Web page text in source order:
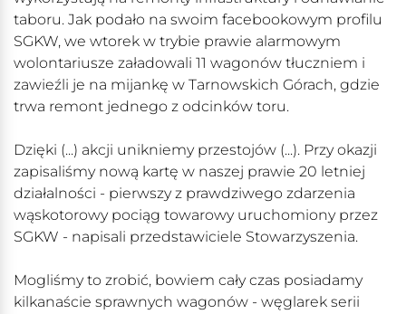
taboru. Jak podało na swoim facebookowym profilu
SGKW, we wtorek w trybie prawie alarmowym
wolontariusze załadowali 11 wagonów tłuczniem i
zawieźli je na mijankę w Tarnowskich Górach, gdzie
trwa remont jednego z odcinków toru.
Dzięki (...) akcji unikniemy przestojów (...). Przy okazji
zapisaliśmy nową kartę w naszej prawie 20 letniej
działalności - pierwszy z prawdziwego zdarzenia
wąskotorowy pociąg towarowy uruchomiony przez
SGKW - napisali przedstawiciele Stowarzyszenia.
Mogliśmy to zrobić, bowiem cały czas posiadamy
kilkanaście sprawnych wagonów - węglarek serii